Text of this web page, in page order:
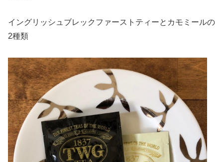
イングリッシュブレックファーストティーとカモミールの
2種類